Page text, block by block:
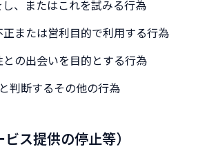
、またはこれを試みる行為
または営利目的で利用する行為
の出会いを目的とする行為
判断するその他の行為
ス提供の停止等）